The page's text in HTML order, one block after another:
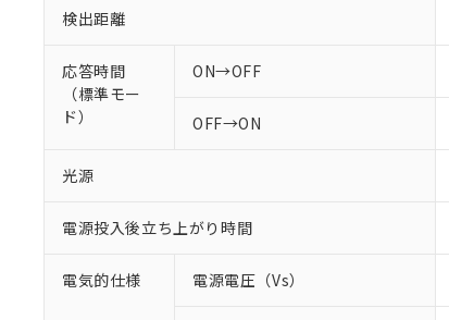
検出距離
応答時間
（標準モー
ド）
ON→OFF
OFF→ON
光源
電源投入後立ち上がり時間
電気的仕様 電源電圧（Vs）